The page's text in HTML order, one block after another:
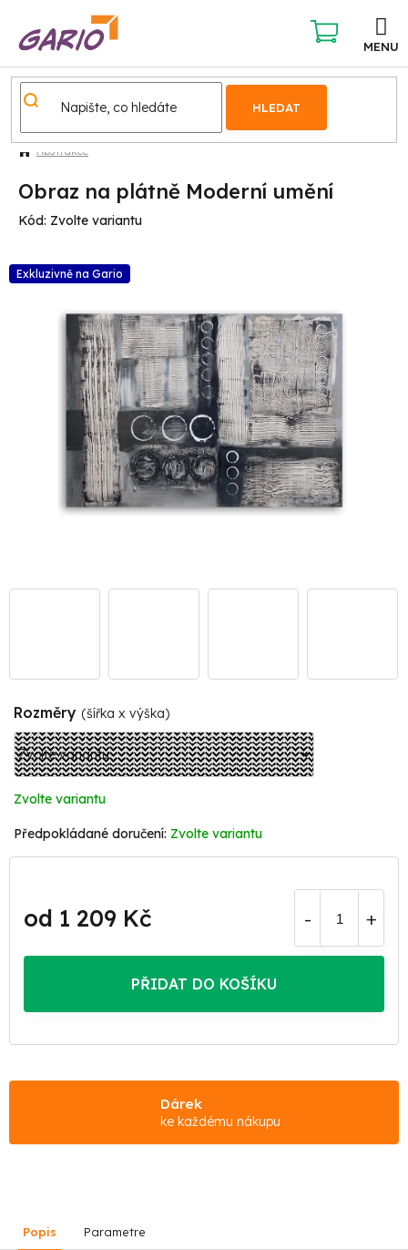
obsah
HLEDAT
NÁKUPNÍ
KOŠÍK
Abstrakce
Obraz na plátně Moderní umění
Kód: Zvolte variantu
Exkluzivně na Gario
Rozměry (šířka x výška)
Zvolte variantu
Zvolte variantu
od 1 209 Kč
cena:
PŘIDAT DO KOŠÍKU
Dárek
ke každému nákupu
Popis Parametre